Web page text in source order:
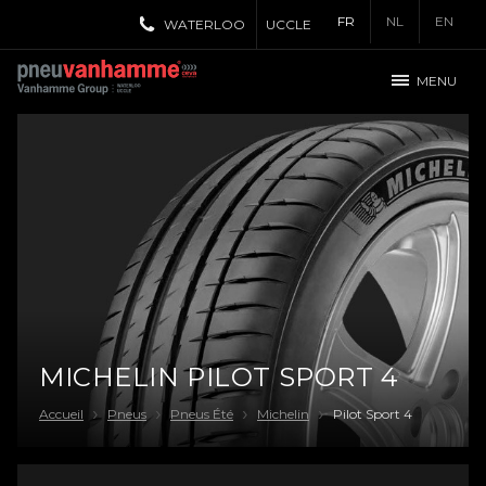
FR NL EN
WATERLOO UCCLE
MENU
MICHELIN PILOT SPORT 4
Accueil Pneus Pneus Été Michelin Pilot Sport 4